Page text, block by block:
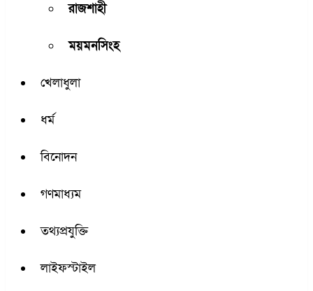
রাজশাহী
ময়মনসিংহ
খেলাধুলা
ধর্ম
বিনোদন
গণমাধ্যম
তথ্যপ্রযুক্তি
লাইফস্টাইল